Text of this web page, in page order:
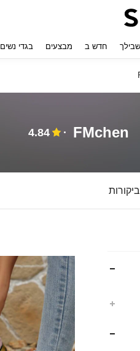
חדש ב מבצעים בגדי נשים
FMchen
4.84
ביקורות